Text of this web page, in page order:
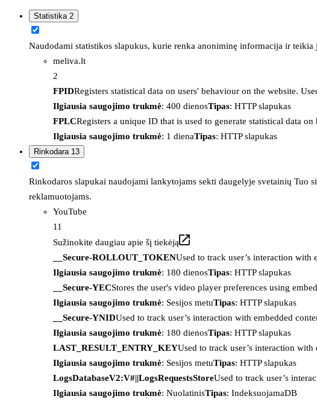
Statistika 2
Naudodami statistikos slapukus, kurie renka anoniminę informacija ir
meliva.lt
2
FPIDRegisters statistical data on users' behaviour on the website.
Ilgiausia saugojimo trukmė: 400 dienosTipas: HTTP slapukas
FPLCRegisters a unique ID that is used to generate statistical data
Ilgiausia saugojimo trukmė: 1 dienaTipas: HTTP slapukas
Rinkodara 13
Rinkodaros slapukai naudojami lankytojams sekti daugelyje svetainių
reklamuotojams.
YouTube
11
Sužinokite daugiau apie šį tiekėją
__Secure-ROLLOUT_TOKENUsed to track user’s interaction with
Ilgiausia saugojimo trukmė: 180 dienosTipas: HTTP slapukas
__Secure-YECStores the user's video player preferences using
Ilgiausia saugojimo trukmė: Sesijos metuTipas: HTTP slapukas
__Secure-YNIDUsed to track user’s interaction with embedded
Ilgiausia saugojimo trukmė: 180 dienosTipas: HTTP slapukas
LAST_RESULT_ENTRY_KEYUsed to track user’s interaction with
Ilgiausia saugojimo trukmė: Sesijos metuTipas: HTTP slapukas
LogsDatabaseV2:V#||LogsRequestsStoreUsed to track user’s
Ilgiausia saugojimo trukmė: NuolatinisTipas: IndeksuojamaDB